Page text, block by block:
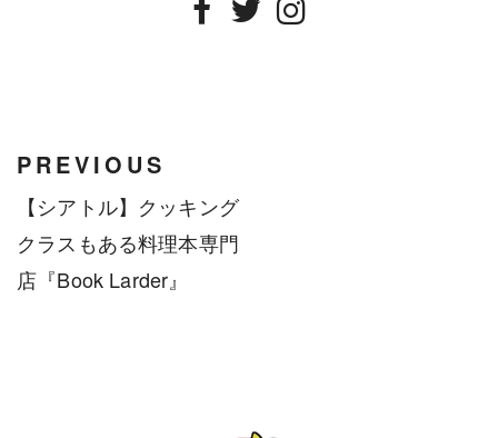
Facebook
TwitterInstagram
PREVIOUS
【シアトル】クッキング
クラスもある料理本専門
店『Book Larder』